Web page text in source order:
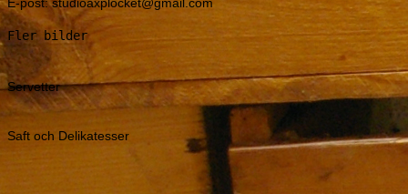
Muggar
Hantverk, tovade tomtar, keramik m.m.
Kontakt: Pia Svensson
Telefon: 073-7336489
E-post:
nfo@butiktappan.se
Hemsida:w ww.butiktappan.se